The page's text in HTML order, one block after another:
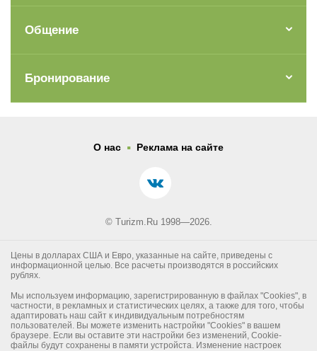
Общение
Бронирование
О нас . Реклама на сайте
© Turizm.Ru 1998—2026.
Цены в долларах США и Евро, указанные на сайте, приведены с
информационной целью. Все расчеты производятся в российских
рублях.
Мы используем информацию, зарегистрированную в файлах "Cookies", в
частности, в рекламных и статистических целях, а также для того, чтобы
адаптировать наш сайт к индивидуальным потребностям
пользователей. Вы можете изменить настройки "Cookies" в вашем
браузере. Если вы оставите эти настройки без изменений, Cookie-
файлы будут сохранены в памяти устройста. Изменение настроек